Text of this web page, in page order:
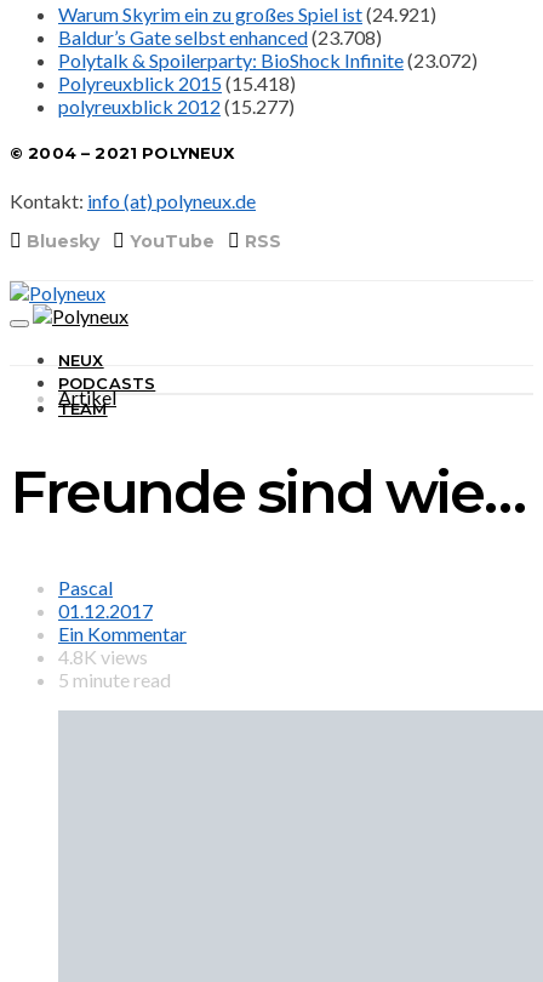
Warum Skyrim ein zu großes Spiel ist(24.921)
Baldur’s Gate selbst enhanced(23.708)
Polytalk & Spoilerparty: BioShock Infinite(23.072)
Polyreuxblick 2015(15.418)
polyreuxblick 2012 (15.277)
© 2004 – 2021 POLYNEUX
Kontakt: info (at) polyneux.de
Bluesky YouTube RSS
NEUX
PODCASTS
TEAM
Artikel
Freunde sind wie…
Pascal
01.12.2017
Ein Kommentar
4.8K views
5 minute read